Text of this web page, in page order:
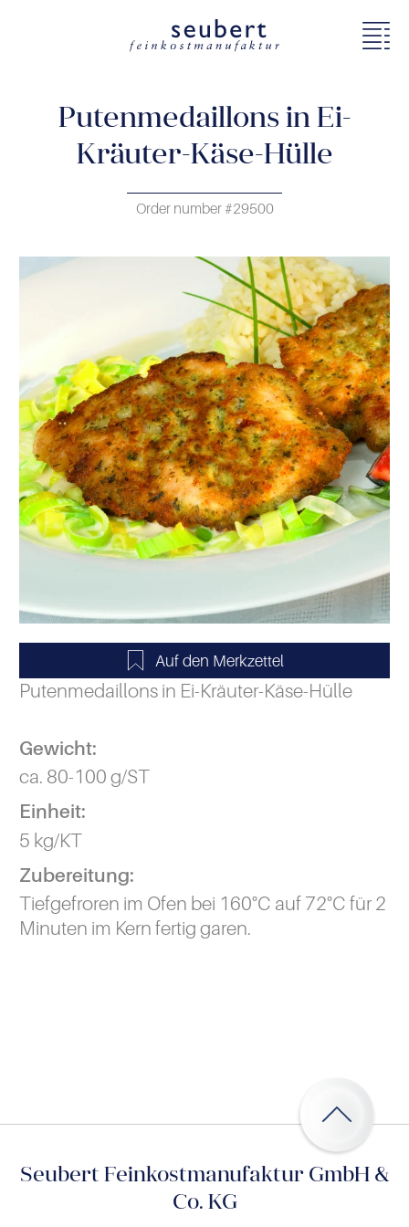
Putenmedaillons in Ei-
Kräuter-Käse-Hülle
Order number #29500
Putenmedaillons in Ei-Kräuter-Käse-Hülle
Gewicht:
ca. 80-100 g/ST
Einheit:
5 kg/KT
Zubereitung:
Tiefgefroren im Ofen bei 160°C auf 72°C für 2
Minuten im Kern fertig garen.
Seubert Feinkostmanufaktur GmbH &
Co. KG